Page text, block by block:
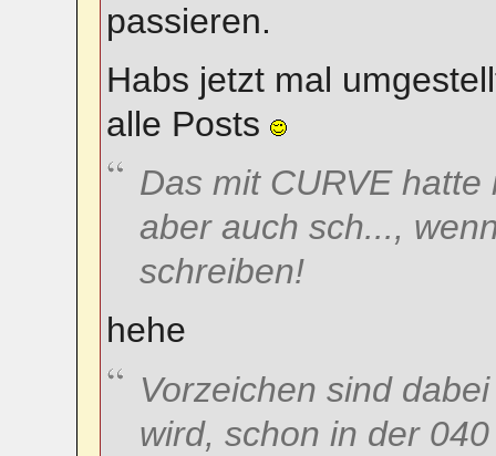
passieren.
Habs jetzt mal
alle Posts
Das mit CURVE
aber auch sch...,
schreiben!
hehe
Vorzeichen sind
wird, schon in der